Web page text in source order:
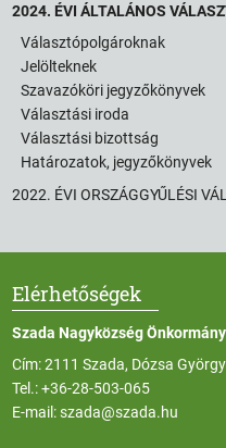
2024. ÉVI ÁLTALÁNOS
Választópolgároknak
Jelölteknek
Szavazóköri jegyzőkönyvek
Választási iroda
Választási bizottság
Határozatok, jegyzőkönyvek
2022. ÉVI ORSZÁGGYŰLÉSI
Elérhetőségek
Szada Nagyközség
Cím: 2111 Szada, Dózsa
Tel.:+36-28-503-065
E-mail:szada@szada.hu